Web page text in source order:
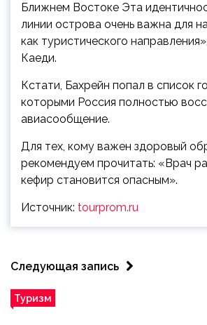
Ближнем Востоке Эта
линии острова очень важна для
как туристического
Каеди.
Кстати, Бахрейн попал в список
которыми Россия полностью
авиасообщение.
Для тех, кому важен здоровый
рекомендуем прочитать: «Врач
кефир становится опасным».
Источник: tourprom.ru
Следующая запись
Туризм